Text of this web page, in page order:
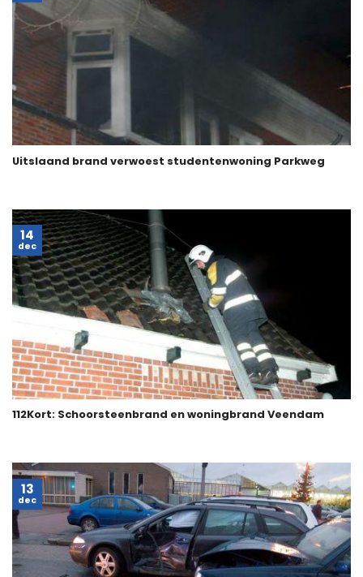
Uitslaand brand verwoest studentenwoning Parkweg
112Kort: Schoorsteenbrand en woningbrand Veendam
14
dec
13
dec